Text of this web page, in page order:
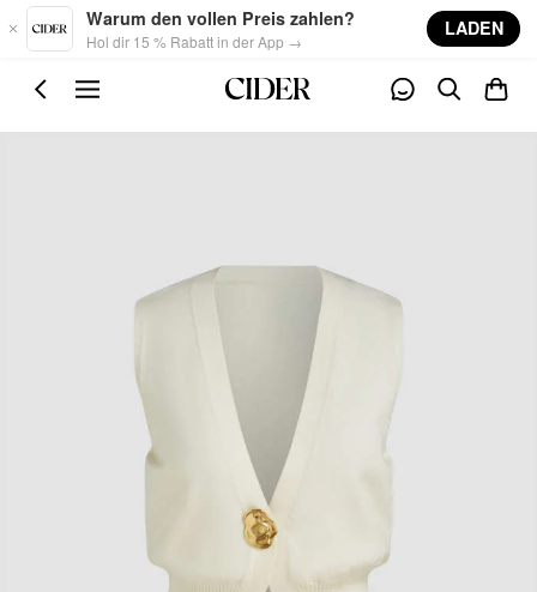
Skip to main content
Warum den vollen Preis zahlen?
Hol dir 15 % Rabatt in der App →
LADEN